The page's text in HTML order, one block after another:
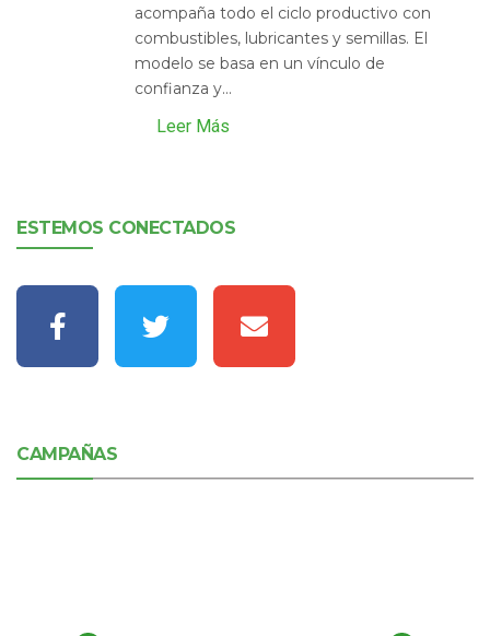
acompaña todo el ciclo productivo con
combustibles, lubricantes y semillas. El
modelo se basa en un vínculo de
confianza y...
Leer Más
ESTEMOS CONECTADOS
CAMPAÑAS